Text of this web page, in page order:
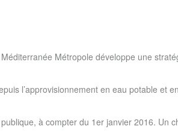
Métropole développe une
l’approvisionnement en eau potable et
à compter du 1er janvier 2016. Un